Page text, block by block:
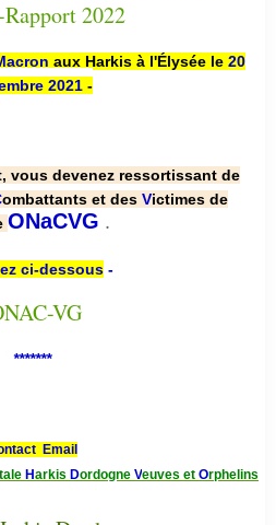
aux Harkis à l'Élysée le 20
2021 -
vous devenez ressortissant de
ombattants et des Victimes de
ONaCVG .
ci-dessous-
*******
Email
Harkis Dordogne Veuves et Orphelins